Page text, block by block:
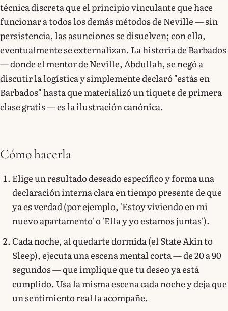
técnica discreta que el principio vinculante que hace
funcionar a todos los demás métodos de Neville — sin
persistencia, las asunciones se disuelven; con ella,
eventualmente se externalizan. La historia de Barbados
— donde el mentor de Neville, Abdullah, se negó a
discutir la logística y simplemente declaró "estás en
Barbados" hasta que materializó un tiquete de primera
clase gratis — es la ilustración canónica.
Cómo hacerla
Elige un resultado deseado específico y forma una
declaración interna clara en tiempo presente de que
ya es verdad (por ejemplo, 'Estoy viviendo en mi
nuevo apartamento' o 'Ella y yo estamos juntas').
Cada noche, al quedarte dormida (el State Akin to
Sleep), ejecuta una escena mental corta — de 20 a 90
segundos — que implique que tu deseo ya está
cumplido. Usa la misma escena cada noche y deja que
un sentimiento real la acompañe.